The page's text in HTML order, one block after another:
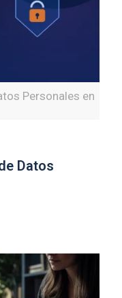
Personales en
Datos